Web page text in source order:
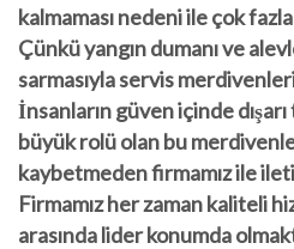
kalmaması nedeni ile çok
Çünkü yangın dumanı ve
sarmasıyla servis
İnsanların güven içinde
büyük rolü olan bu
kaybetmeden firmamız ile
Firmamız her zaman kaliteli
arasında lider konumda